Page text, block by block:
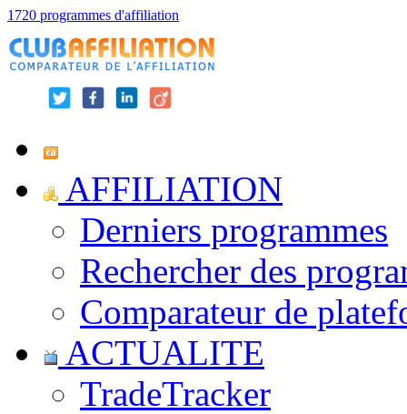
1720 programmes d'affiliation
AFFILIATION
Derniers programmes
Rechercher des
Comparateur de
ACTUALITE
TradeTracker